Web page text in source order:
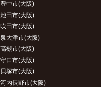
豊中市(大阪)
池田市(大阪)
吹田市(大阪)
泉大津市(大阪)
高槻市(大阪)
守口市(大阪)
貝塚市(大阪)
河内長野市(大阪)